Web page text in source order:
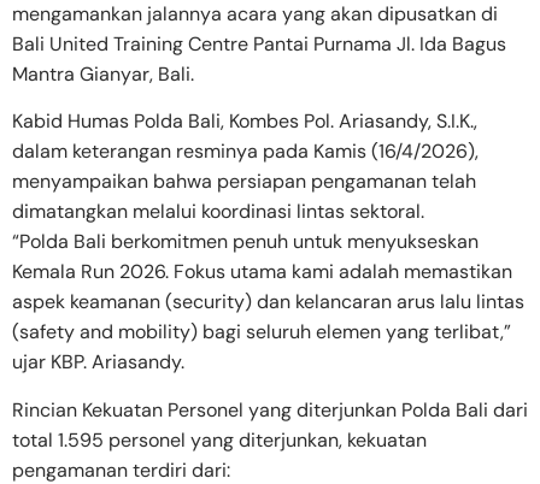
mengamankan jalannya acara yang akan dipusatkan di
Bali United Training Centre Pantai Purnama Jl. Ida Bagus
Mantra Gianyar, Bali.
Kabid Humas Polda Bali, Kombes Pol. Ariasandy, S.I.K.,
dalam keterangan resminya pada Kamis (16/4/2026),
menyampaikan bahwa persiapan pengamanan telah
dimatangkan melalui koordinasi lintas sektoral.
“Polda Bali berkomitmen penuh untuk menyukseskan
Kemala Run 2026. Fokus utama kami adalah memastikan
aspek keamanan (security) dan kelancaran arus lalu lintas
(safety and mobility) bagi seluruh elemen yang terlibat,”
ujar KBP. Ariasandy.
Rincian Kekuatan Personel yang diterjunkan Polda Bali dari
total 1.595 personel yang diterjunkan, kekuatan
pengamanan terdiri dari: